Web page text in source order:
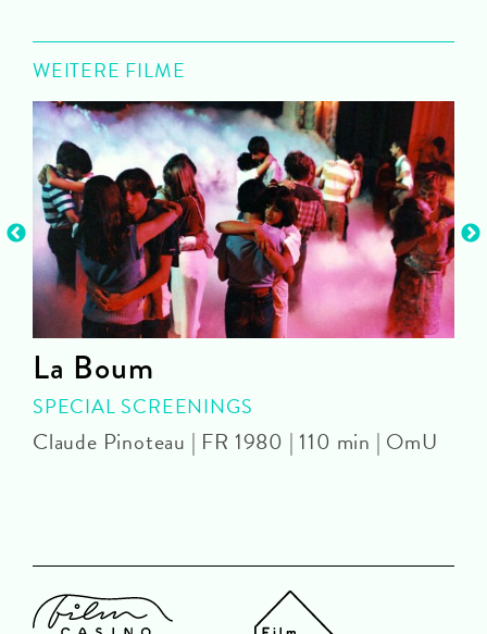
WEITERE FILME
La Boum
SPECIAL SCREENINGS
Claude Pinoteau | FR 1980 | 110 min | OmU